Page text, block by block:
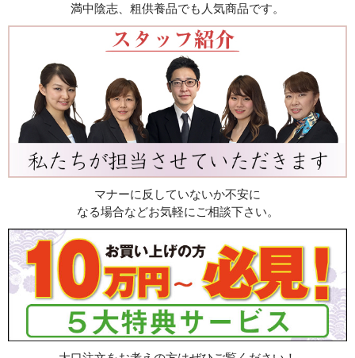
満中陰志、粗供養品でも人気商品です。
マナーに反していないか不安に
なる場合などお気軽にご相談下さい。